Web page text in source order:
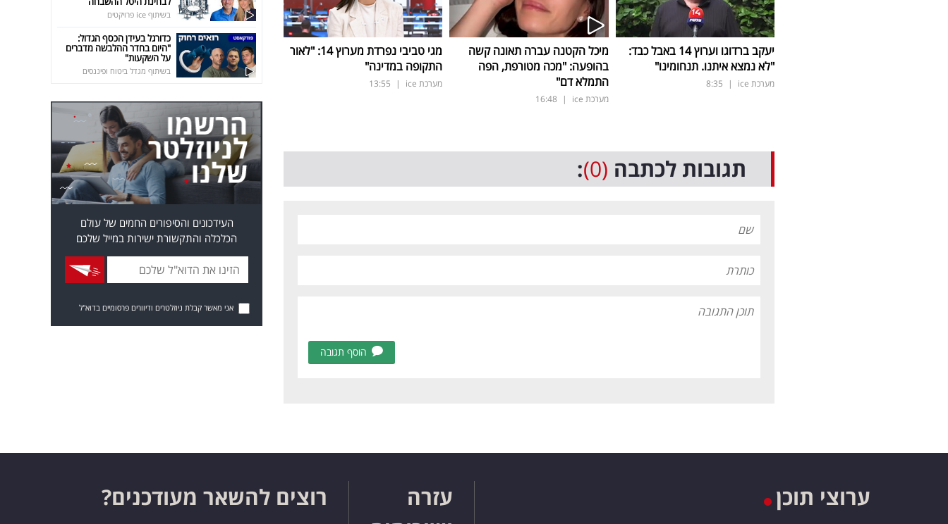
יעקב ברדוגו וערוץ 14 באבל כבד:
"לא נמצא איתנו. תנחומינו"
מערכת ice |
8:35
מיכל הקטנה עברה תאונה קשה
בהופעה: "מכה מטורפת, הפה
התמלא דם"
מערכת ice |
16:48
מגי טביבי נפרדת מערוץ 14: "לאור
התקופה במדינה"
מערכת ice |
13:55
תגובות לכתבה (0)
:
הוסף תגובה
בשיתוף ice פרויקטים
כדורגל בעידן הכסף הגדול:
"היום בחדר ההלבשה מדברים
על השקעות"
בשיתוף מגדל ביטוח ופיננסים
העידכונים והסיפורים החמים של עולם
הכלכלה והתקשורת ישירות במייל שלכם
אני מאשר קבלת ניוזלטרים ודיוורים פרסומיים בדוא"ל
ערוצי תוכן
עזרה
רוצים להשאר מעודכנים?